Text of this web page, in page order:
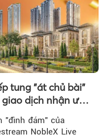
tung "át chủ bài"
giao dịch nhận ưu
"đình đám" của
NobleX Live